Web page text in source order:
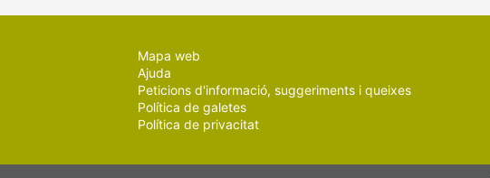
Mapa web
Ajuda
Peticions d'informació, suggeriments i queixes
Política de galetes
Política de privacitat